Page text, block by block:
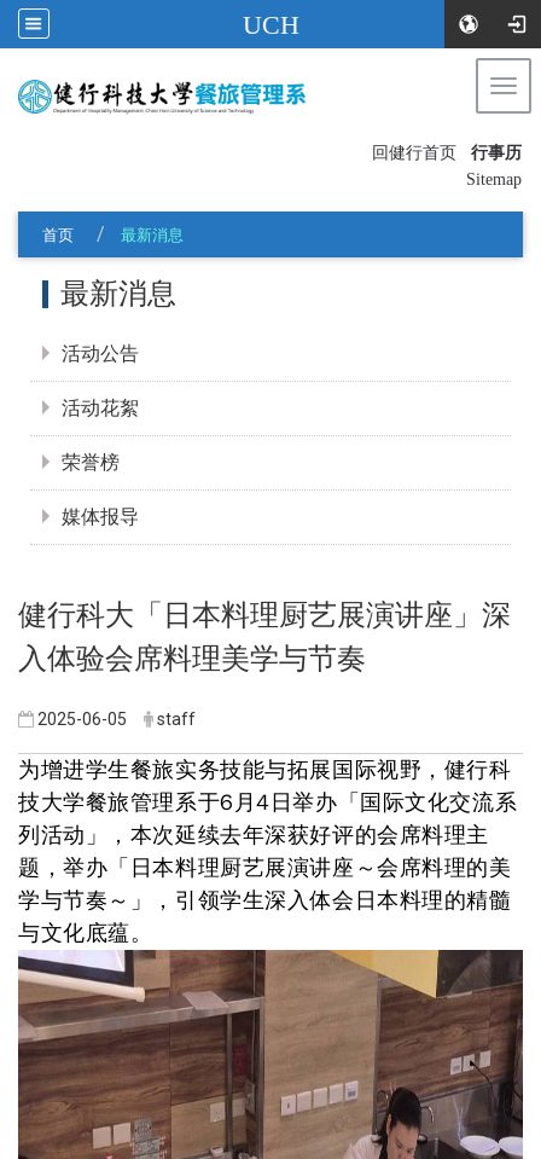
UCH
回健行首页
行事历
Sitemap
首页 最新消息
最新消息
活动公告
活动花絮
荣誉榜
媒体报导
健行科大「日本料理厨艺展演讲座」深
入体验会席料理美学与节奏
2025-06-05 staff
为增进学生餐旅实务技能与拓展国际视野，健行科
技大学餐旅管理系于6月4日举办「国际文化交流系
列活动」，本次延续去年深获好评的会席料理主
题，举办「日本料理厨艺展演讲座～会席料理的美
学与节奏～」，引领学生深入体会日本料理的精髓
与文化底蕴。